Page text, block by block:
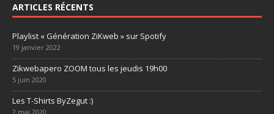
ARTICLES RÉCENTS
Playlist « Génération ZiKweb » sur Spotify
19 janvier 2022
Zikwebapero ZOOM tous les jeudis 19h00
5 juin 2020
Les T-Shirts ByZegut :)
2 mai 2020